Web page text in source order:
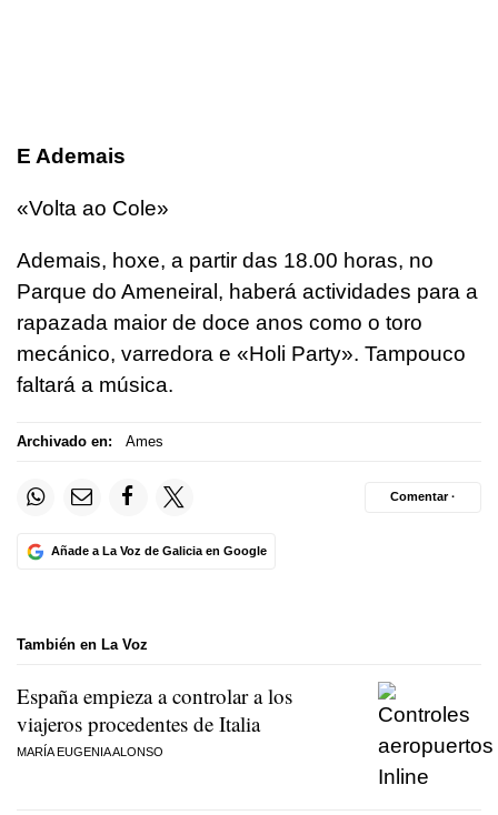
E Ademais
«Volta ao Cole»
Ademais, hoxe, a partir das 18.00 horas, no
Parque do Ameneiral, haberá actividades para a
rapazada maior de doce anos como o toro
mecánico, varredora e «Holi Party». Tampouco
faltará a música.
Archivado en: Ames
Añade a La Voz de Galicia en Google
Comentar ·
También en La Voz
España empieza a controlar a los
viajeros procedentes de Italia
MARÍA EUGENIA ALONSO